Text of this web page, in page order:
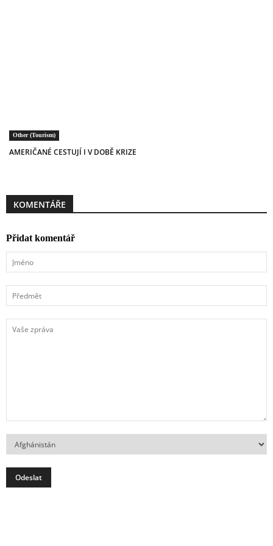
Other (Tourism)
AMERIČANÉ CESTUJÍ I V DOBĚ KRIZE
KOMENTÁŘE
Přidat komentář
Jméno
Předmět
Vaše
zpráva
Země